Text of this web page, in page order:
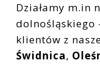
Działamy m.in
dolnośląskiego
klientów z
Świdnica,